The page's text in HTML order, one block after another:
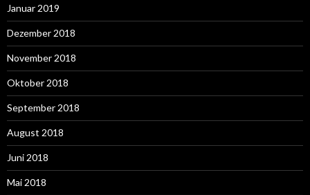
Januar 2019
Dezember 2018
November 2018
Oktober 2018
September 2018
August 2018
Juni 2018
Mai 2018